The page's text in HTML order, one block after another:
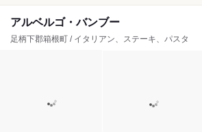
アルベルゴ・バンブー
足柄下郡箱根町 / イタリアン、ステーキ、パスタ